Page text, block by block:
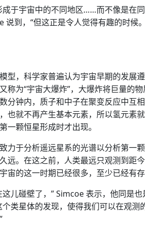
成于宇宙中的不同地区……而不像是在
说到，“但这正是令人觉得有趣的时候
型，科学家普遍认为宇宙早期的发展
为“宇宙大爆炸”，大爆炸将巨量的物
分钟内，质子和中子在聚变反应中互
也就不再产生基本元素，所以氢元素
一颗恒星形成时才出现。
力于分析遥远星系的光谱以分析第一
远。在这之前，人类最远只观测到距
宙的这一时期已经很多，至少已经有存
这儿碰壁了，” Simcoe 表示，他同是
个类星体的发现，使得我们可以在观